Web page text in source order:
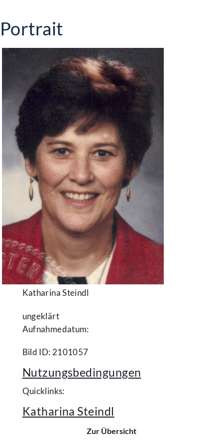
Portrait
Katharina Steindl
ungeklärt
Aufnahmedatum:
Bild ID: 2101057
Nutzungsbedingungen
Quicklinks:
Katharina Steindl
Zur Übersicht